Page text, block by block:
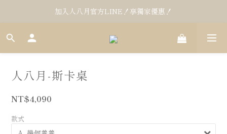
加入人八月官方LINE！享獨家優惠！
人八月-斯卡桌
NT$4,090
款式